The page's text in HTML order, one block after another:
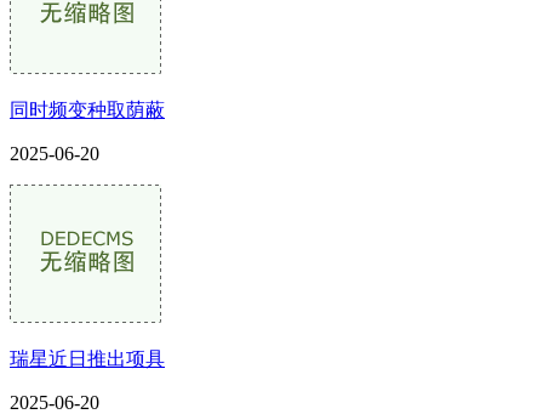
同时频变种取荫蔽
2025-06-20
瑞星近日推出项具
2025-06-20